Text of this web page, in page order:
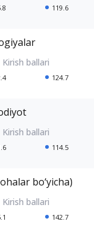
119.6
124.7
114.5
bo‘yicha)
142.7